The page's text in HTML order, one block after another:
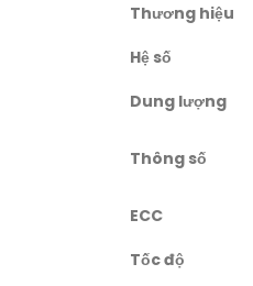
Thương hiệu
Hệ số
Dung lượng
Thông số
ECC
Tốc độ